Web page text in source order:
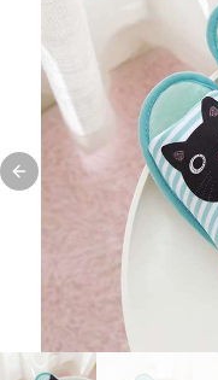
Previous slide